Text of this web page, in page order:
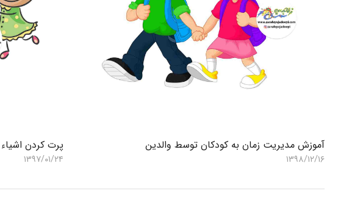
آموزش مدیریت زمان به کودکان توسط والدین
۱۳۹۸/۱۲/۱۶
پرت کردن
۱۳۹۷/۰۱/۲۴